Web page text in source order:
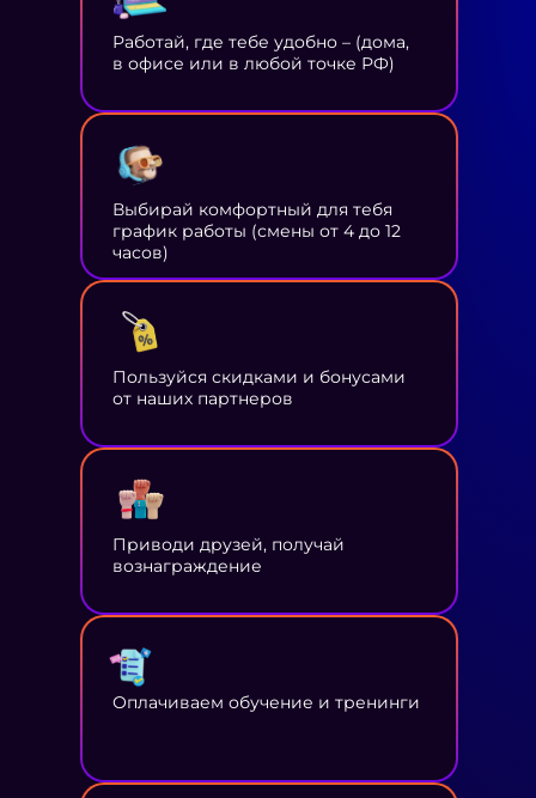
Работай, где тебе удобно – (дома,
в офисе или в любой точке РФ)
Выбирай комфортный для тебя
график работы (смены от 4 до 12
часов)
Пользуйся скидками и бонусами
от наших партнеров
Приводи друзей, получай
вознаграждение
Оплачиваем обучение и тренинги